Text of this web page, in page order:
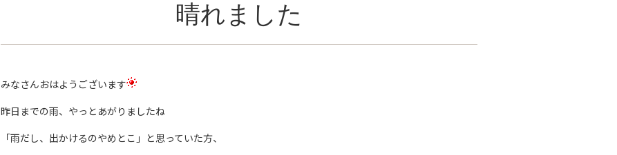
晴れました
みなさんおはようございます
昨日までの雨、やっとあがりましたね
「雨だし、出かけるのやめとこ」と思っていた方、